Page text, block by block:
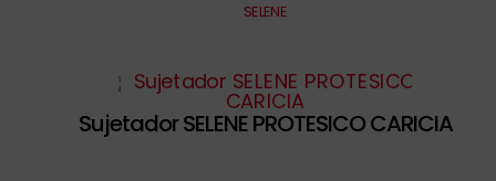
SELENE
Sujetador SELENE PROTESICO CARICIA